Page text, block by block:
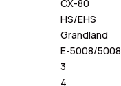
CX-80
HS/EHS
Grandland
E-5008/5008
3
4